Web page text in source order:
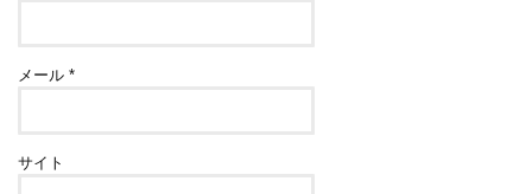
メール*
サイト